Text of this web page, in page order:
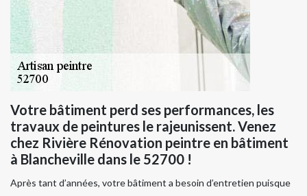
Votre bâtiment perd ses performances, les
travaux de peintures le rajeunissent. Venez
chez Rivière Rénovation peintre en bâtiment
à Blancheville dans le 52700 !
Après tant d’années, votre bâtiment a besoin d’entretien puisque